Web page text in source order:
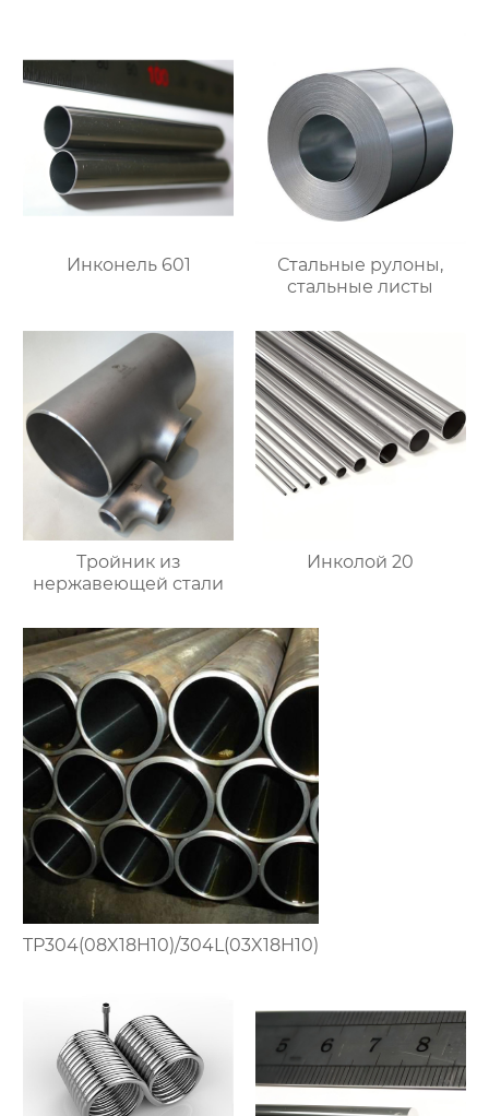
Инконель 601
Стальные рулоны,
стальные листы
Тройник из
нержавеющей стали
Инколой 20
TP304(08X18H10)/304L(03X18H10)